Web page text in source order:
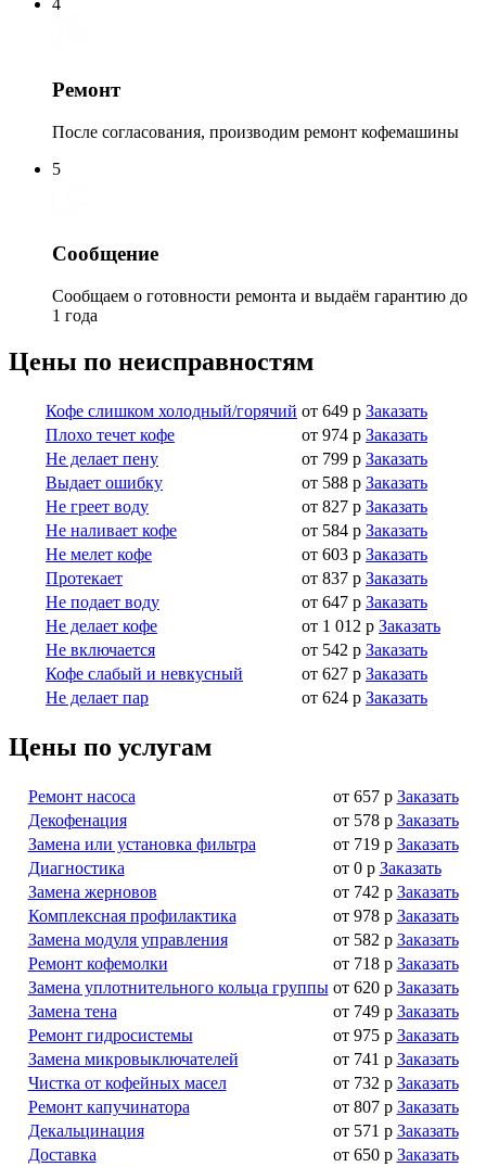
4
Ремонт
После согласования, производим ремонт кофемашины
5
Сообщение
Сообщаем о готовности ремонта и выдаём гарантию до
1 года
Цены по неисправностям
Кофе слишком холодный/горячий от 649 р Заказать
Плохо течет кофе
от 974 р Заказать
Не делает пену
от 799 р Заказать
Выдает ошибку
от 588 р Заказать
Не греет воду
от 827 р Заказать
Не наливает кофе
от 584 р Заказать
Не мелет кофе
от 603 р Заказать
Протекает
от 837 р Заказать
Не подает воду
от 647 р Заказать
Не делает кофе
от 1 012 р Заказать
Не включается
от 542 р Заказать
Кофе слабый и невкусный
от 627 р Заказать
Не делает пар
от 624 р Заказать
Цены по услугам
Ремонт насоса от 657 р Заказать
Декофенация
от 578 р Заказать
Замена или установка фильтра
от 719 р Заказать
Диагностика
от 0 р Заказать
Замена жерновов
от 742 р Заказать
Комплексная профилактика
от 978 р Заказать
Замена модуля управления
от 582 р Заказать
Ремонт кофемолки
от 718 р Заказать
Замена уплотнительного кольца группы от 620 р Заказать
Замена тена
от 749 р Заказать
Ремонт гидросистемы
от 975 р Заказать
Замена микровыключателей
от 741 р Заказать
Чистка от кофейных масел
от 732 р Заказать
Ремонт капучинатора
от 807 р Заказать
Декальцинация
от 571 р Заказать
Доставка
от 650 р Заказать